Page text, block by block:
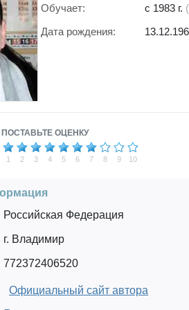
Более
Более
Обучает: с 1983 г.
Дата рождения:
ПОСТАВЬТЕ ОЦЕНКУ
10
9
8
7
6
5
4
3
2
1
Российская Федерация
г. Владимир
772372406520
Официальный сайт автора